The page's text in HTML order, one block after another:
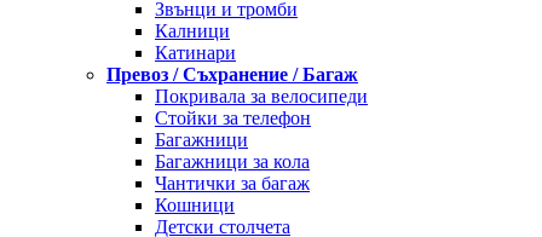
Звънци и тромби
Калници
Катинари
Превоз / Съхранение / Багаж
Покривала за велосипеди
Стойки за телефон
Багажници
Багажници за кола
Чантички за багаж
Кошници
Детски столчета